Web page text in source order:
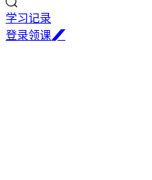
学习记录
登录领课